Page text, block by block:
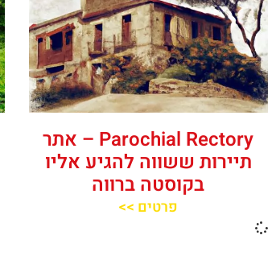
‪‪Parochial Rectory‬‬ – אתר
תיירות ששווה להגיע אליו
בקוסטה ברווה
פרטים >>